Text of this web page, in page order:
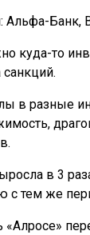
Альфа-
куда-то
в разные
в 3
с тем же